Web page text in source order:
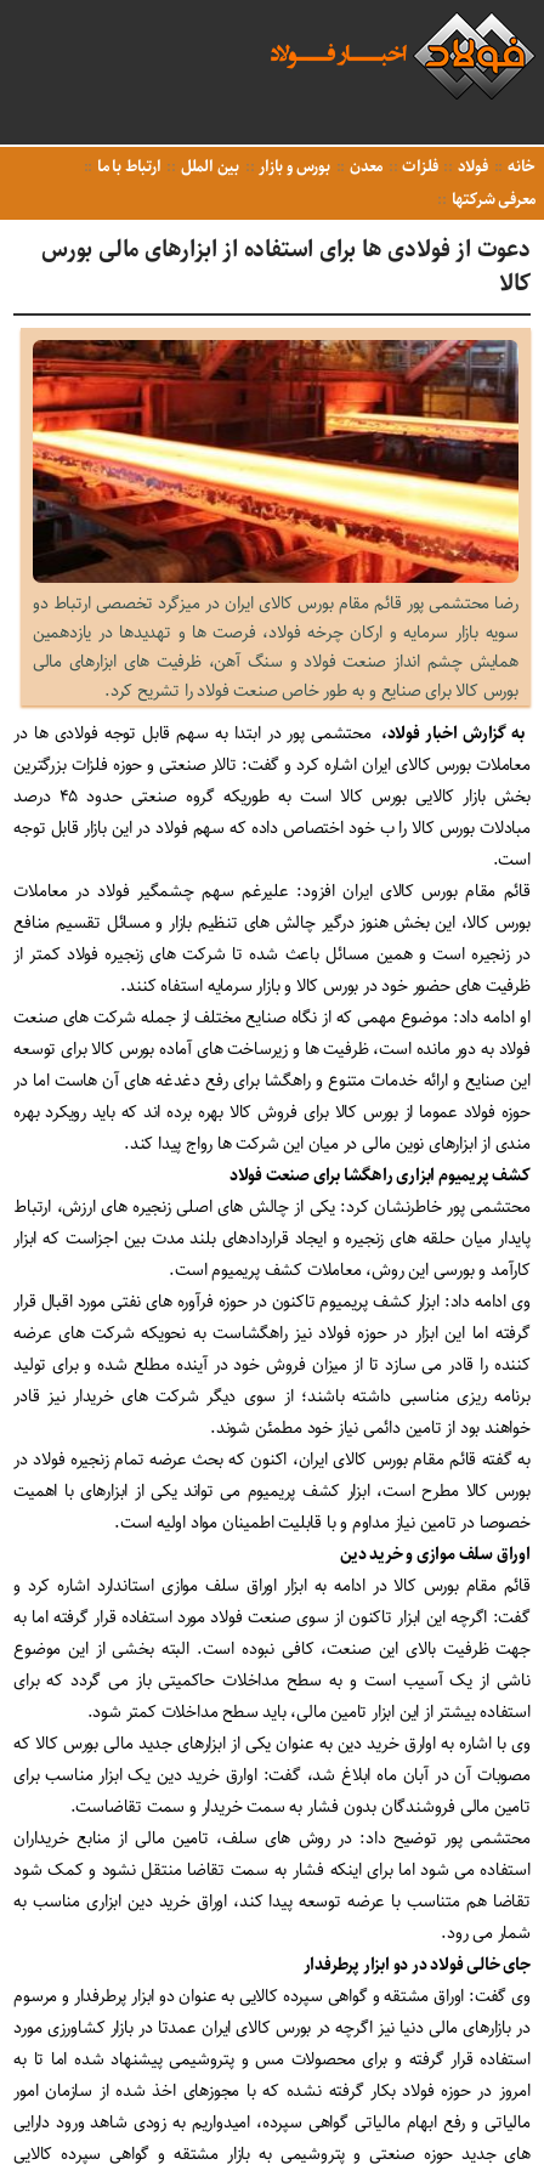
خانه فولاد فلزات معدن بورس و بازار بین الملل
ارتباط با ما
معرفی شرکتها
دعوت از فولادی ها برای استفاده از ابزارهای مالی بورس
کالا
رضا محتشمی پور قائم مقام بورس کالای ایران در میزگرد تخصصی ارتباط دو
سویه بازار سرمایه و ارکان چرخه فولاد، فرصت ها و تهدیدها در یازدهمین
همایش چشم انداز صنعت فولاد و سنگ آهن، ظرفیت های ابزارهای مالی
بورس کالا برای صنایع و به طور خاص صنعت فولاد را تشریح کرد.
به گزارش اخبار فولاد، محتشمی پور در ابتدا به سهم قابل توجه فولادی ها در
معاملات بورس کالای ایران اشاره کرد و گفت: تالار صنعتی و حوزه فلزات بزرگترین
بخش بازار کالایی بورس کالا است به طوریکه گروه صنعتی حدود ۴۵ درصد
مبادلات بورس کالا را ب خود اختصاص داده که سهم فولاد در این بازار قابل توجه
است.
قائم مقام بورس کالای ایران افزود: علیرغم سهم چشمگیر فولاد در معاملات
بورس کالا، این بخش هنوز درگیر چالش های تنظیم بازار و مسائل تقسیم منافع
در زنجیره است و همین مسائل باعث شده تا شرکت های زنجیره فولاد کمتر از
ظرفیت های حضور خود در بورس کالا و بازار سرمایه استفاه کنند.
او ادامه داد: موضوع مهمی که از نگاه صنایع مختلف از جمله شرکت های صنعت
فولاد به دور مانده است، ظرفیت ها و زیرساخت های آماده بورس کالا برای توسعه
این صنایع و ارائه خدمات متنوع و راهگشا برای رفع دغدغه های آن هاست اما در
حوزه فولاد عموما از بورس کالا برای فروش کالا بهره برده اند که باید رویکرد بهره
مندی از ابزارهای نوین مالی در میان این شرکت ها رواج پیدا کند.
کشف پریمیوم ابزاری راهگشا برای صنعت فولاد
محتشمی پور خاطرنشان کرد: یکی از چالش های اصلی زنجیره های ارزش، ارتباط
پایدار میان حلقه های زنجیره و ایجاد قراردادهای بلند مدت بین اجزاست که ابزار
کارآمد و بورسی این روش، معاملات کشف پریمیوم است.
وی ادامه داد: ابزار کشف پریمیوم تاکنون در حوزه فرآوره های نفتی مورد اقبال قرار
گرفته اما این ابزار در حوزه فولاد نیز راهگشاست به نحویکه شرکت های عرضه
کننده را قادر می سازد تا از میزان فروش خود در آینده مطلع شده و برای تولید
برنامه ریزی مناسبی داشته باشند؛ از سوی دیگر شرکت های خریدار نیز قادر
خواهند بود از تامین دائمی نیاز خود مطمئن شوند.
به گفته قائم مقام بورس کالای ایران، اکنون که بحث عرضه تمام زنجیره فولاد در
بورس کالا مطرح است، ابزار کشف پریمیوم می تواند یکی از ابزارهای با اهمیت
خصوصا در تامین نیاز مداوم و با قابلیت اطمینان مواد اولیه است.
اوراق سلف موازی و خرید دین
قائم مقام بورس کالا در ادامه به ابزار اوراق سلف موازی استاندارد اشاره کرد و
گفت: اگرچه این ابزار تاکنون از سوی صنعت فولاد مورد استفاده قرار گرفته اما به
جهت ظرفیت بالای این صنعت، کافی نبوده است. البته بخشی از این موضوع
ناشی از یک آسیب است و به سطح مداخلات حاکمیتی باز می گردد که برای
استفاده بیشتر از این ابزار تامین مالی، باید سطح مداخلات کمتر شود.
وی با اشاره به اوارق خرید دین به عنوان یکی از ابزارهای جدید مالی بورس کالا که
مصوبات آن در آبان ماه ابلاغ شد، گفت: اوارق خرید دین یک ابزار مناسب برای
تامین مالی فروشندگان بدون فشار به سمت خریدار و سمت تقاضاست.
محتشمی پور توضیح داد: در روش های سلف، تامین مالی از منابع خریداران
استفاده می شود اما برای اینکه فشار به سمت تقاضا منتقل نشود و کمک شود
تقاضا هم متناسب با عرضه توسعه پیدا کند، اوراق خرید دین ابزاری مناسب به
شمار می رود.
جای خالی فولاد در دو ابزار پرطرفدار
وی گفت: اوراق مشتقه و گواهی سپرده کالایی به عنوان دو ابزار پرطرفدار و مرسوم
در بازارهای مالی دنیا نیز اگرچه در بورس کالای ایران عمدتا در بازار کشاورزی مورد
استفاده قرار گرفته و برای محصولات مس و پتروشیمی پیشنهاد شده اما تا به
امروز در حوزه فولاد بکار گرفته نشده که با مجوزهای اخذ شده از سازمان امور
مالیاتی و رفع ابهام مالیاتی گواهی سپرده، امیدواریم به زودی شاهد ورود دارایی
های جدید حوزه صنعتی و پتروشیمی به بازار مشتقه و گواهی سپرده کالایی